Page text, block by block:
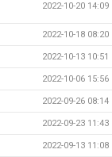
2022-10-20 14:09
2022-10-18 08:20
2022-10-13 10:51
2022-10-06 15:56
2022-09-26 08:14
2022-09-23 11:43
2022-09-13 11:08